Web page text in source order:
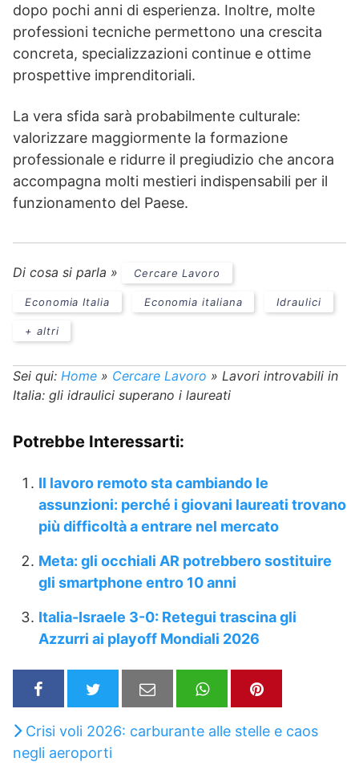
dopo pochi anni di esperienza. Inoltre, molte
professioni tecniche permettono una crescita
concreta, specializzazioni continue e ottime
prospettive imprenditoriali.
La vera sfida sarà probabilmente culturale:
valorizzare maggiormente la formazione
professionale e ridurre il pregiudizio che ancora
accompagna molti mestieri indispensabili per il
funzionamento del Paese.
Di cosa si parla » Cercare Lavoro
Economia Italia Economia italiana Idraulici
+ altri
Sei qui: Home » Cercare Lavoro » Lavori introvabili in
Italia: gli idraulici superano i laureati
Potrebbe Interessarti:
Il lavoro remoto sta cambiando le
assunzioni: perché i giovani laureati trovano
più difficoltà a entrare nel mercato
Meta: gli occhiali AR potrebbero sostituire
gli smartphone entro 10 anni
Italia-Israele 3-0: Retegui trascina gli
Azzurri ai playoff Mondiali 2026
Crisi voli 2026: carburante alle stelle e caos
negli aeroporti